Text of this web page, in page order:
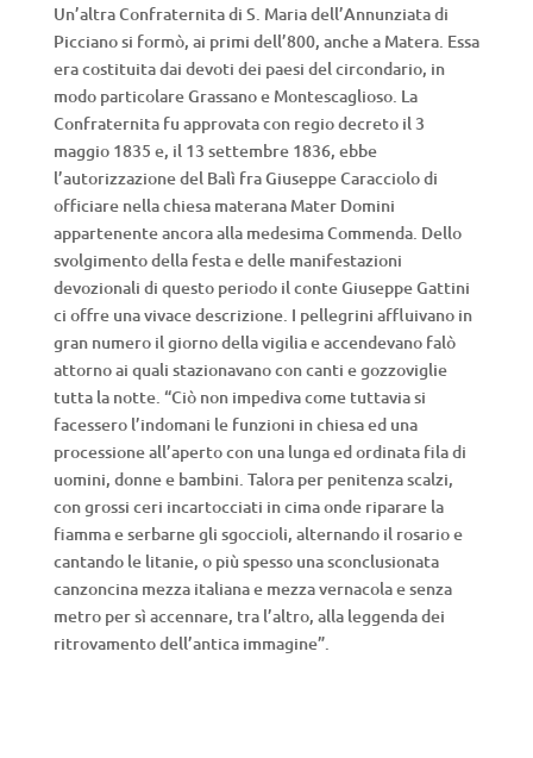
Un’altra Confraternita di S. Maria dell’Annunziata di
Picciano si formò, ai primi dell’800, anche a Matera. Essa
era costituita dai devoti dei paesi del circondario, in
modo particolare Grassano e Montescaglioso. La
Confraternita fu approvata con regio decreto il 3
maggio 1835 e, il 13 settembre 1836, ebbe
l’autorizzazione del Balì fra Giuseppe Caracciolo di
officiare nella chiesa materana Mater Domini
appartenente ancora alla medesima Commenda. Dello
svolgimento della festa e delle manifestazioni
devozionali di questo periodo il conte Giuseppe Gattini
ci offre una vivace descrizione. I pellegrini affluivano in
gran numero il giorno della vigilia e accendevano falò
attorno ai quali stazionavano con canti e gozzoviglie
tutta la notte. “Ciò non impediva come tuttavia si
facessero l’indomani le funzioni in chiesa ed una
processione all’aperto con una lunga ed ordinata fila di
uomini, donne e bambini. Talora per penitenza scalzi,
con grossi ceri incartocciati in cima onde riparare la
fiamma e serbarne gli sgoccioli, alternando il rosario e
cantando le litanie, o più spesso una sconclusionata
canzoncina mezza italiana e mezza vernacola e senza
metro per sì accennare, tra l’altro, alla leggenda dei
ritrovamento dell’antica immagine”.